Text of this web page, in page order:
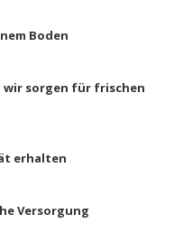
Boden
sorgen für frischen
erhalten
Versorgung